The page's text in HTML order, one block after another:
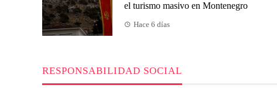
el turismo masivo en Montenegro
Hace 6 días
RESPONSABILIDAD SOCIAL